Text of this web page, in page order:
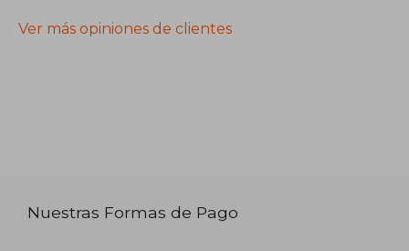
Ver más opiniones de clientes
Nuestras Formas de Pago